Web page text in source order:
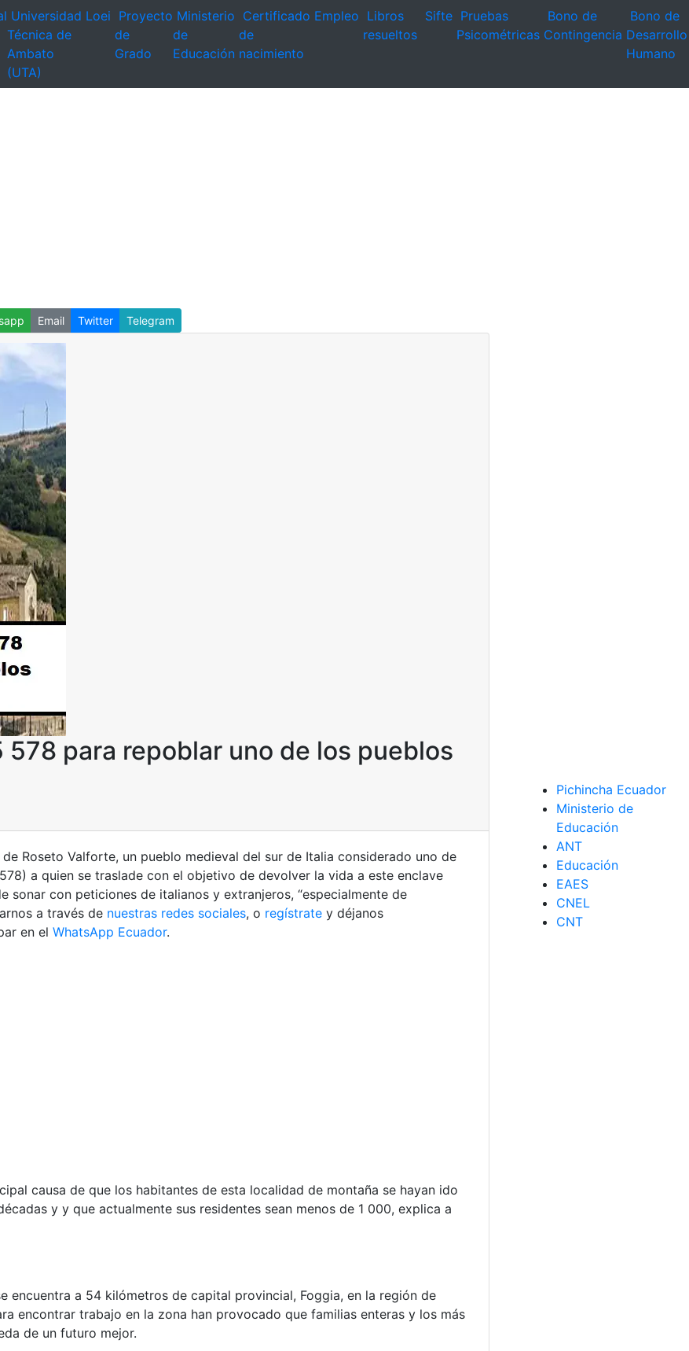
Universidad
Técnica de
Ambato
(UTA)
Loei Proyecto
de
Grado
Ministerio
de
Educación
Certificado
de
nacimiento
Empleo Libros
resueltos
Sifte Pruebas
Psicométricas
Bono de
Contingencia
Bono de
Desarrollo
Humano
Email Twitter Telegram
para repoblar uno de los pueblos
Roseto Valforte, un pueblo medieval del sur de Italia considerado uno de
a quien se traslade con el objetivo de devolver la vida a este enclave
sonar con peticiones de italianos y extranjeros, “especialmente de
a través de nuestras redes sociales, o regístrate y déjanos
en el WhatsApp Ecuador.
causa de que los habitantes de esta localidad de montaña se hayan ido
y y que actualmente sus residentes sean menos de 1 000, explica a
encuentra a 54 kilómetros de capital provincial, Foggia, en la región de
encontrar trabajo en la zona han provocado que familias enteras y los más
de un futuro mejor.
Pichincha Ecuador
Ministerio de
Educación
ANT
Educación
EAES
CNEL
CNT